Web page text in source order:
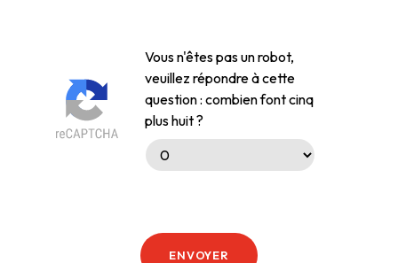
Vous n'êtes pas un robot,
veuillez répondre à cette
question : combien font cinq
plus huit ?
ENVOYER